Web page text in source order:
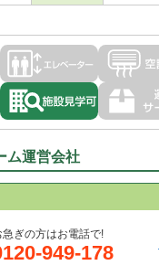
ム運営会社
急ぎの方はお電話で!
949-178